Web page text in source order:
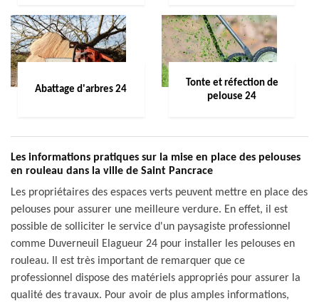
Abattage d'arbres 24
Tonte et réfection de
pelouse 24
Les informations pratiques sur la mise en place des pelouses
en rouleau dans la ville de Saint Pancrace
Les propriétaires des espaces verts peuvent mettre en place des
pelouses pour assurer une meilleure verdure. En effet, il est
possible de solliciter le service d'un paysagiste professionnel
comme Duverneuil Elagueur 24 pour installer les pelouses en
rouleau. Il est très important de remarquer que ce
professionnel dispose des matériels appropriés pour assurer la
qualité des travaux. Pour avoir de plus amples informations,